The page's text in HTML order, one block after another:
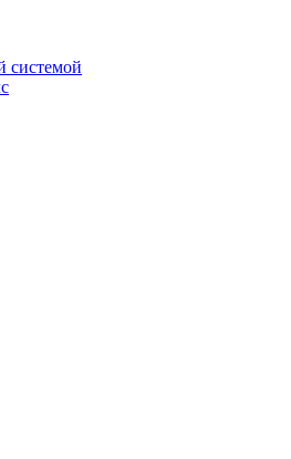
системой